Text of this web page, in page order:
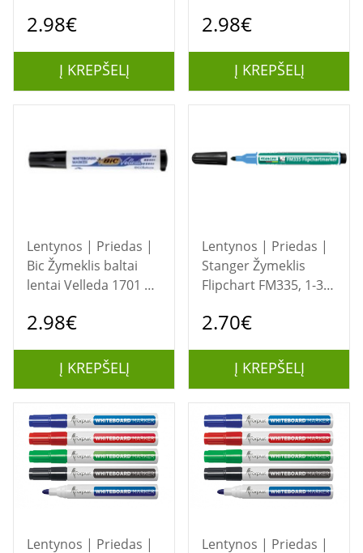
vnt. 525825
2.98€
Į KREPŠELĮ
525826
2.98€
Į KREPŠELĮ
Lentynos | Priedas |
Bic Žymeklis baltai
lentai Velleda 1701 1-
525824
2.98€
Į KREPŠELĮ
Lentynos | Priedas |
Stanger Žymeklis
Flipchart FM335, 1-3
713000
2.70€
Į KREPŠELĮ
Lentynos | Priedas | Lentynos | Priedas |